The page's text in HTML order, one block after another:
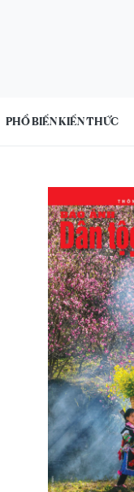
PHỔ BIẾN KIẾN THỨC